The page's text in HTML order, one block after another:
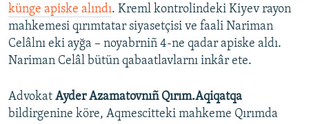
künge apiske alındı. Kreml kontrolindeki Kiyev rayon
mahkemesi qırımtatar siyasetçisi ve faali Nariman
Celâlnı eki ayğa – noyabrniñ 4-ne qadar apiske aldı.
Nariman Celâl bütün qabaatlavlarnı inkâr ete.
Advokat Ayder Azamatovnıñ Qırım.Aqiqatqa
bildirgenine köre, Aqmescitteki mahkeme Qırımda